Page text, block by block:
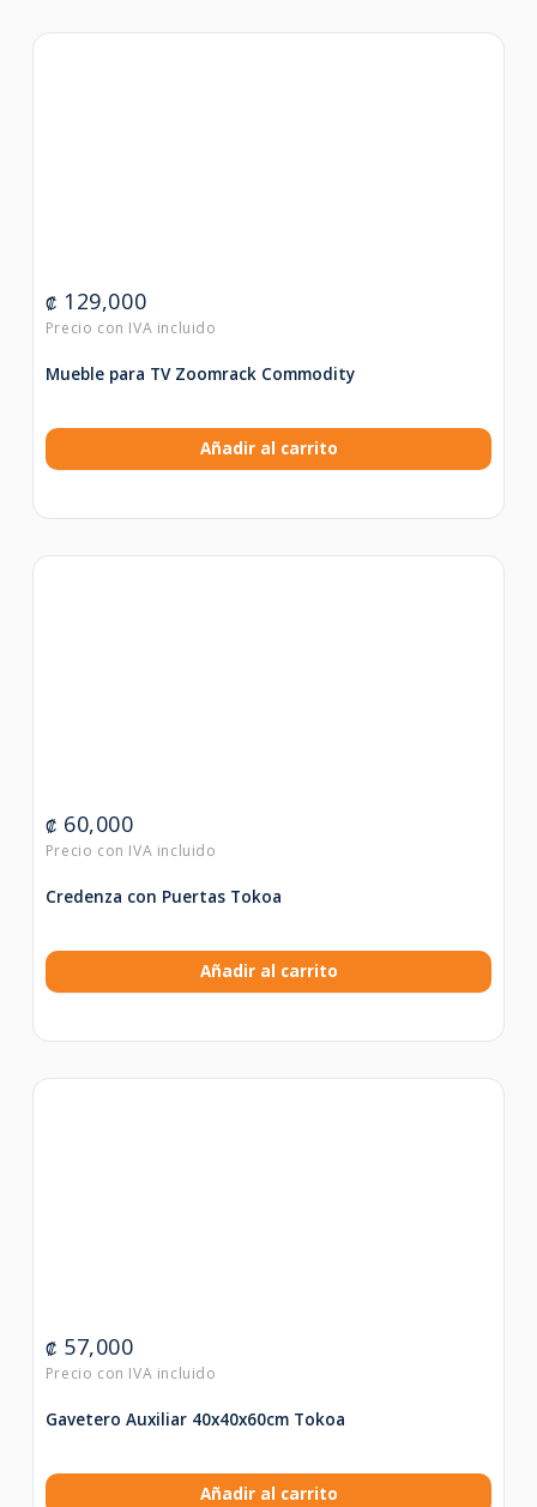
₡ 129,000
Mueble para TV Zoomrack Commodity
Añadir al carrito
₡ 60,000
Credenza con Puertas Tokoa
Añadir al carrito
₡ 57,000
Gavetero Auxiliar 40x40x60cm Tokoa
Añadir al carrito